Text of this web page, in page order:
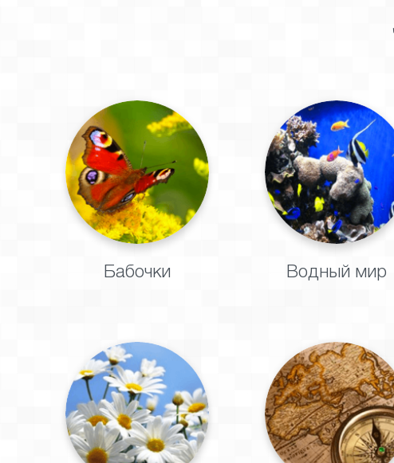
Бабочки Водный мир